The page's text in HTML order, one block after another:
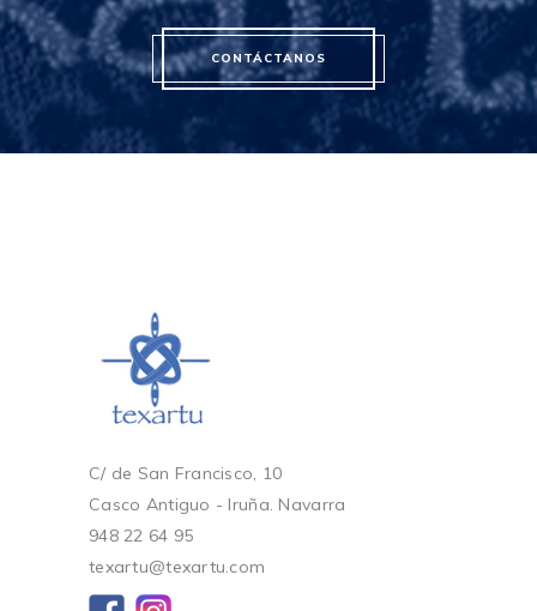
CONTÁCTANOS
C/ de San Francisco, 10
Casco Antiguo - Iruña. Navarra
948 22 64 95
texartu@texartu.com